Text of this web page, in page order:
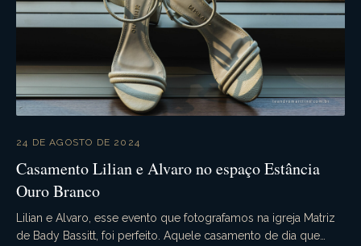
24 DE AGOSTO DE 2024
Casamento Lilian e Alvaro no espaço Estância
Ouro Branco
Lilian e Alvaro, esse evento que fotografamos na igreja Matriz
de Bady Bassitt, foi perfeito. Aquele casamento de dia que